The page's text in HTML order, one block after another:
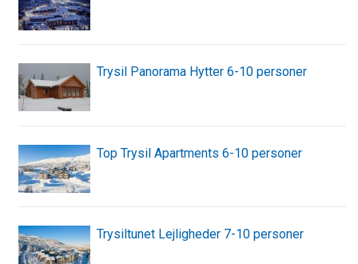
Trysil Panorama Hytter 6-10 personer
Top Trysil Apartments 6-10 personer
Trysiltunet Lejligheder 7-10 personer